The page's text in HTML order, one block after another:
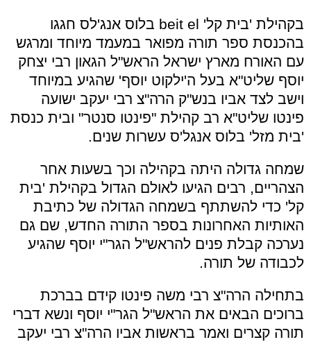
בקהילת 'בית קל' beit el בלוס אנג'לס חגגו
בהכנסת ספר תורה מפואר במעמד מיוחד ומרגש
עם האורח מארץ ישראל הראש"ל הגאון רבי יצחק
יוסף שליט"א בעל ה'ילקוט יוסף' שהגיע במיוחד
וישב לצד אביו בנש"ק הרה"צ רבי יעקב ישועה
פינטו שליט"א רב קהילת "פינטו סנטר" ובית כנסת
'בית מזל' בלוס אנגל'ס עשרות שנים.
שמחה גדולה היתה בקהילה וכך בשעות אחר
הצהריים, רבים הגיעו לאולם הגדול בקהילת 'בית
קל' כדי להשתתף בשמחה הגדולה של כתיבת
האותיות האחרונות בספר התורה החדש, שם גם
נערכה קבלת פנים להראש"ל הגר"י יוסף שהגיע
לכבודה של תורה.
בתחילה הרה"צ רבי משה פינטו קידם בברכת
ברוכים הבאים את הראש"ל הגר"י יוסף ונשא דברי
תורה קצרים ואמר בראשות אביו הרה"צ רבי יעקב